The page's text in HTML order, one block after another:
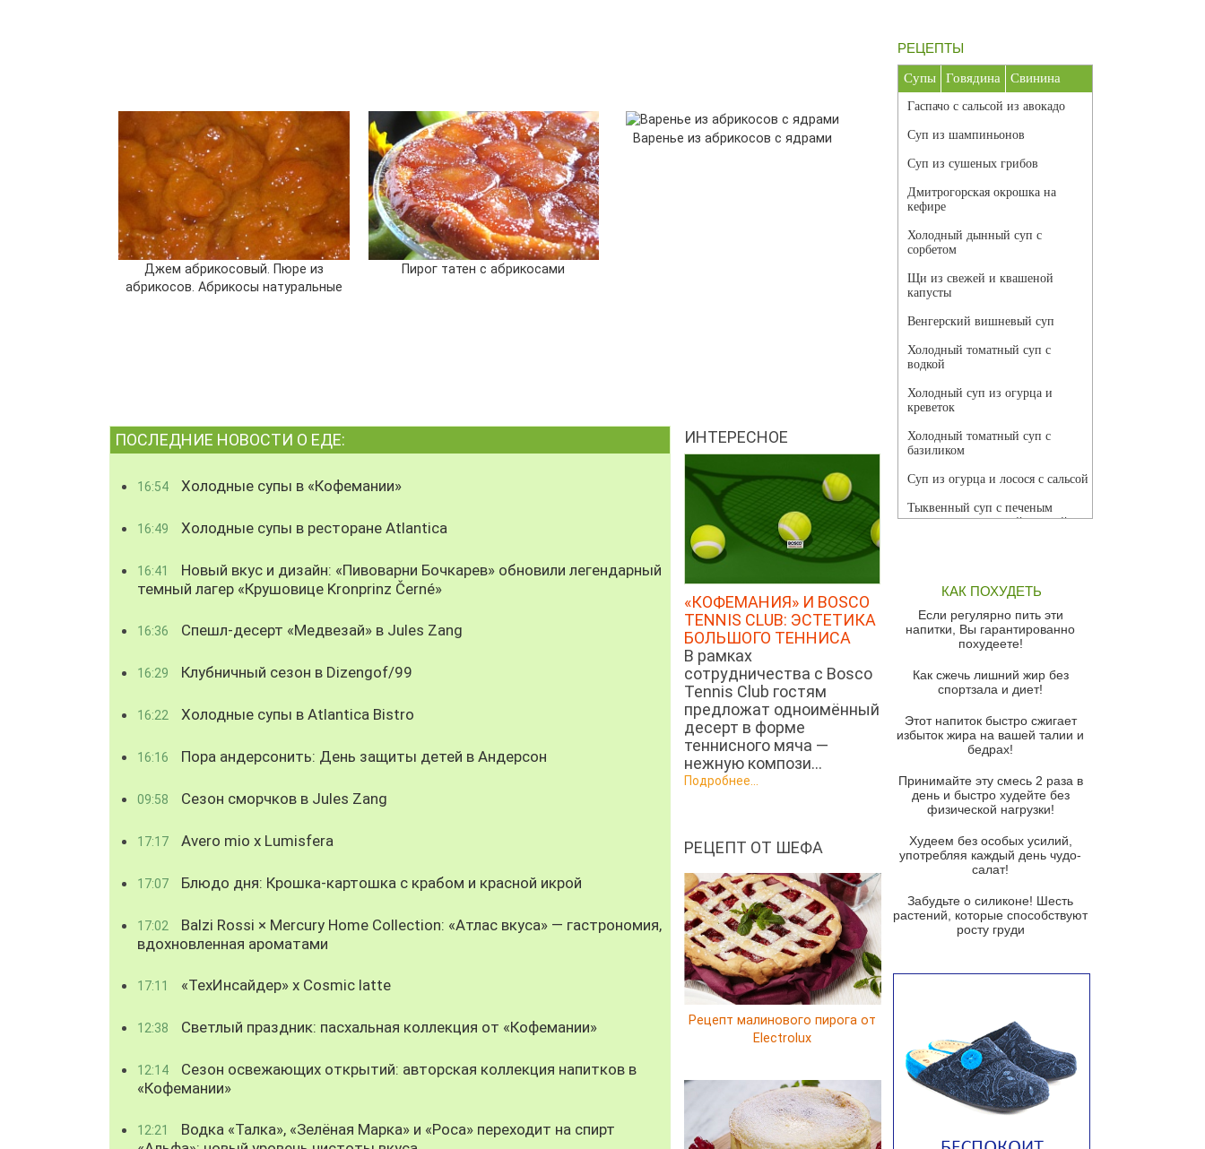
Джем абрикосовый. Пюре из
абрикосов. Абрикосы натуральные
Пирог татен с абрикосами
Варенье из абрикосов с ядрами
ПОСЛЕДНИЕ НОВОСТИ О ЕДЕ:
16:54 Холодные супы в «Кофемании»
16:49 Холодные супы в ресторане Atlantica
16:41
Новый вкус и дизайн: «Пивоварни Бочкарев» обновили легендарный
темный лагер «Крушовице Kronprinz Černé»
16:36 Спешл-десерт «Медвезай» в Jules Zang
16:29 Клубничный сезон в Dizengof/99
16:22 Холодные супы в Atlantica Bistro
16:16 Пора андерсонить: День защиты детей в Андерсон
09:58 Сезон сморчков в Jules Zang
17:17 Avero mio x Lumisfera
17:07 Блюдо дня: Крошка-картошка с крабом и красной икрой
17:02
Balzi Rossi × Mercury Home Collection: «Атлас вкуса» — гастрономия,
вдохновленная ароматами
17:11 «ТехИнсайдер» х Cosmic latte
12:38 Светлый праздник: пасхальная коллекция от «Кофемании»
12:14
Сезон освежающих открытий: авторская коллекция напитков в
«Кофемании»
12:21
Водка «Талка», «Зелёная Марка» и «Роса» переходит на спирт
ИНТЕРЕСНОЕ
«КОФЕМАНИЯ» И BOSCO
TENNIS CLUB: ЭСТЕТИКА
БОЛЬШОГО ТЕННИСА
В рамках
сотрудничества с Bosco
Tennis Club гостям
предложат одноимённый
десерт в форме
теннисного мяча —
нежную компози...
Подробнее...
РЕЦЕПТ ОТ ШЕФА
Рецепт малинового пирога от
Electrolux
РЕЦЕПТЫ
Супы Говядина Свинина
Гаспачо с сальсой из авокадо
Суп из шампиньонов
Суп из сушеных грибов
Дмитрогорская окрошка на
кефире
Холодный дынный суп с
сорбетом
Щи из свежей и квашеной
капусты
Венгерский вишневый суп
Холодный томатный суп с
водкой
Холодный суп из огурца и
креветок
Холодный томатный суп с
базиликом
Суп из огурца и лосося с сальсой
Тыквенный суп с печеным
чесноком и томатной сальсой
красного перца
Парижский луковый суп
Суп из спаржи и горошка с
Суп-крем из цветной капусты
Французский луковый суп
Суп из баклажанов с моцареллой
Грибной крем-суп с кростини с
козьим сыром
Суп мисо с зеленым луком и
тофу
из рукколы
Португальский чесночный суп с
Ирландский картофельный суп
Суп из пастернака
Пряный морковный суп во время
зимних холодов
КАК ПОХУДЕТЬ
Если регулярно пить эти
напитки, Вы гарантированно
похудеете!
Как сжечь лишний жир без
спортзала и диет!
Этот напиток быстро сжигает
избыток жира на вашей талии и
бедрах!
Принимайте эту смесь 2 раза в
день и быстро худейте без
физической нагрузки!
Худеем без особых усилий,
употребляя каждый день чудо-
салат!
Забудьте о силиконе! Шесть
растений, которые способствуют
росту груди